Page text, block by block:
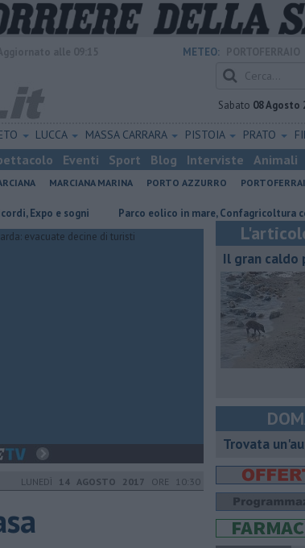
METEO:
Sabato 08 Agosto
LUCCA MASSA CARRARA PISTOIA PRATO
Eventi Sport Blog Interviste Animali
MARCIANA MARINA PORTO AZZURRO
e sogni Parco eolico in mare, Confagricoltura contraria
LUNEDÌ 14 AGOSTO 2017 ORE 10:30
Il gran caldo
Trovata